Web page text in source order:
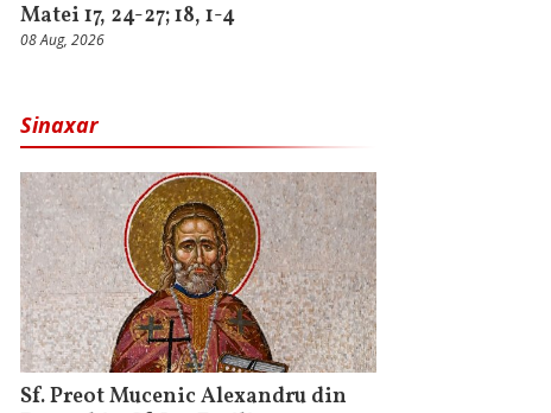
Matei 17, 24-27; 18, 1-4
08 Aug, 2026
Sinaxar
Sf. Preot Mucenic Alexandru din